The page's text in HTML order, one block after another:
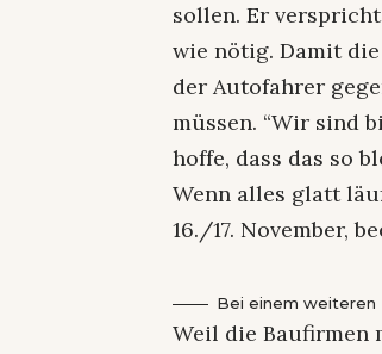
sollen. Er
wie nötig. Damit
der Autofahrer
müssen. “Wir sind
hoffe, dass das so
Wenn alles glatt
16./17. November,
Bei einem weiteren
Weil die Baufirmen